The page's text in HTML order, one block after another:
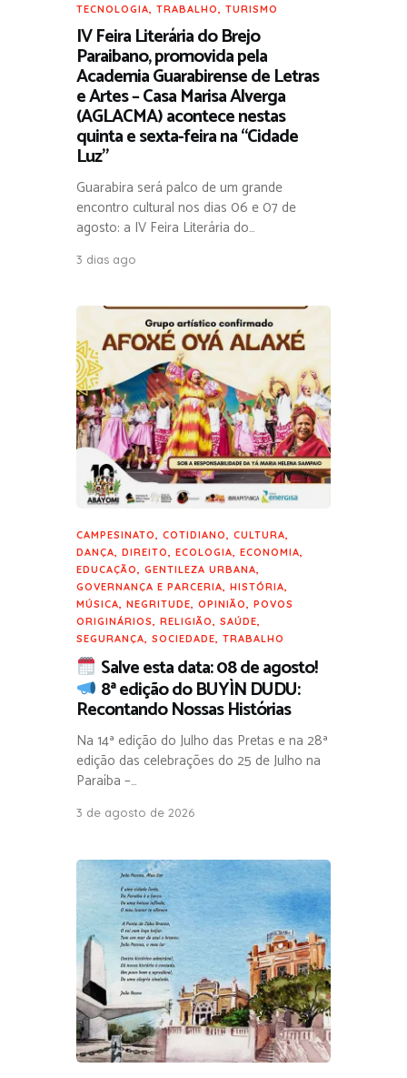
TECNOLOGIA, TRABALHO, TURISMO
IV Feira Literária do Brejo
Paraibano, promovida pela
Academia Guarabirense de Letras
e Artes – Casa Marisa Alverga
(AGLACMA) acontece nestas
quinta e sexta-feira na “Cidade
Luz”
Guarabira será palco de um grande
encontro cultural nos dias 06 e 07 de
agosto: a IV Feira Literária do…
3 dias ago
CAMPESINATO, COTIDIANO, CULTURA,
DANÇA, DIREITO, ECOLOGIA, ECONOMIA,
EDUCAÇÃO, GENTILEZA URBANA,
GOVERNANÇA E PARCERIA, HISTÓRIA,
MÚSICA, NEGRITUDE, OPINIÃO, POVOS
ORIGINÁRIOS, RELIGIÃO, SAÚDE,
SEGURANÇA, SOCIEDADE, TRABALHO
Salve esta data: 08 de agosto!
8ª edição do BUYÌN DUDU:
Recontando Nossas Histórias
Na 14ª edição do Julho das Pretas e na 28ª
edição das celebrações do 25 de Julho na
Paraíba –…
3 de agosto de 2026